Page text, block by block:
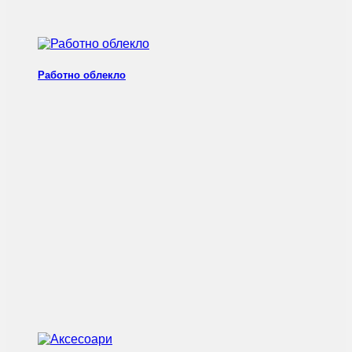
Работно облекло